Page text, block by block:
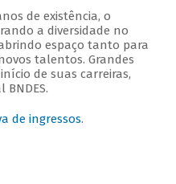
de existência, o
a diversidade no
espaço tanto para
talentos. Grandes
de suas carreiras,
de ingressos.